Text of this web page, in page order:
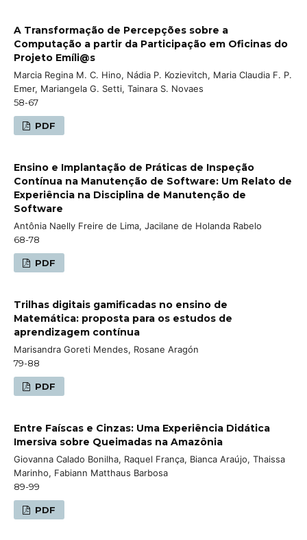
A Transformação de Percepções sobre a
Computação a partir da Participação em Oficinas do
Projeto Emíli@s
Marcia Regina M. C. Hino, Nádia P. Kozievitch, Maria Claudia F. P.
Emer, Mariangela G. Setti, Tainara S. Novaes
58-67
PDF
Ensino e Implantação de Práticas de Inspeção
Contínua na Manutenção de Software: Um Relato de
Experiência na Disciplina de Manutenção de
Software
Antônia Naelly Freire de Lima, Jacilane de Holanda Rabelo
68-78
PDF
Trilhas digitais gamificadas no ensino de
Matemática: proposta para os estudos de
aprendizagem contínua
Marisandra Goreti Mendes, Rosane Aragón
79-88
PDF
Entre Faíscas e Cinzas: Uma Experiência Didática
Imersiva sobre Queimadas na Amazônia
Giovanna Calado Bonilha, Raquel França, Bianca Araújo, Thaissa
Marinho, Fabiann Matthaus Barbosa
89-99
PDF